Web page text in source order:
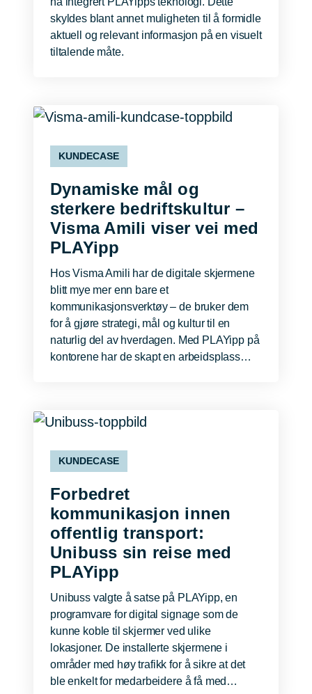
skyldes blant annet muligheten til å formidle
aktuell og relevant informasjon på en visuelt
tiltalende måte.
KUNDECASE
Dynamiske mål og
sterkere bedriftskultur –
Visma Amili viser vei med
PLAYipp
Hos Visma Amili har de digitale skjermene
blitt mye mer enn bare et
kommunikasjonsverktøy – de bruker dem
for å gjøre strategi, mål og kultur til en
naturlig del av hverdagen. Med PLAYipp på
kontorene har de skapt en arbeidsplass…
KUNDECASE
Forbedret
kommunikasjon innen
offentlig transport:
Unibuss sin reise med
PLAYipp
Unibuss valgte å satse på PLAYipp, en
programvare for digital signage som de
kunne koble til skjermer ved ulike
lokasjoner. De installerte skjermene i
områder med høy trafikk for å sikre at det
ble enkelt for medarbeidere å få med…